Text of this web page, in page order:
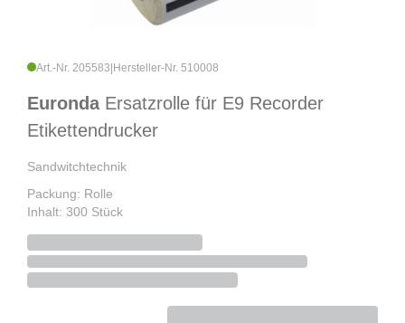
Art.-Nr. 205583 Hersteller-Nr. 510008
Euronda Ersatzrolle für E9 Recorder
Etikettendrucker
Sandwitchtechnik
Packung: Rolle
Inhalt: 300 Stück